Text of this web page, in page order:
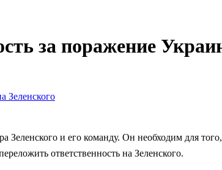
за поражение
и его команду. Он необходим для
ответственность на Зеленского.